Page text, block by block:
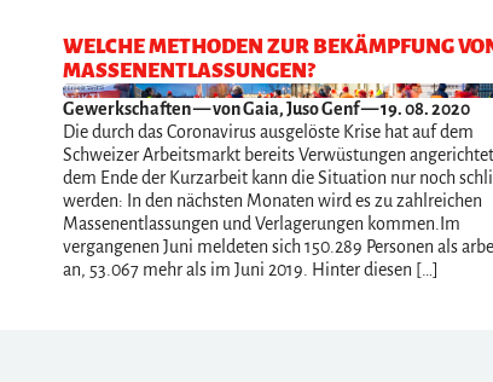
WELCHE METHODEN ZUR BEKÄMPFUNG
MASSENENTLASSUNGEN?
Gewerkschaften— von Gaia, Juso Genf — 19. 08. 2020
Die durch das Coronavirus ausgelöste Krise hat auf dem
Schweizer Arbeitsmarkt bereits Verwüstungen
dem Ende der Kurzarbeit kann die Situation nur noch
werden: In den nächsten Monaten wird es zu zahlreichen
Massenentlassungen und Verlagerungen kommen.Im
vergangenen Juni meldeten sich 150.289 Personen als
an, 53.067 mehr als im Juni 2019. Hinter diesen […]